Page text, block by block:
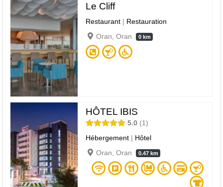
Le Cliff
Restaurant | Restauration
Oran, Oran
0 km
HÔTEL IBIS
5.0
1
Hébergement | Hôtel
Oran, Oran
0.47 km